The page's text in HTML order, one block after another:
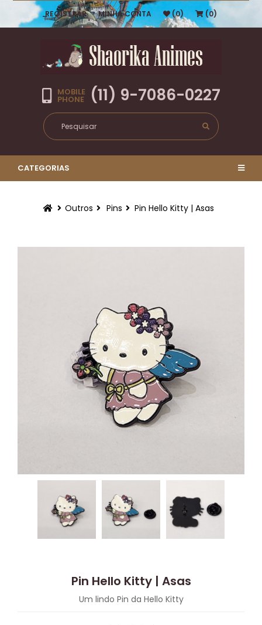
REGISTRAR MINHA CONTA (0) (0)
MOBILE
PHONE (11) 9-7086-0227
CATEGORIAS
Outros Pins Pin Hello Kitty | Asas
Pin Hello Kitty | Asas
Um lindo Pin da Hello Kitty